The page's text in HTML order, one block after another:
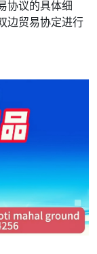
协议的具体细
边贸易协定进行